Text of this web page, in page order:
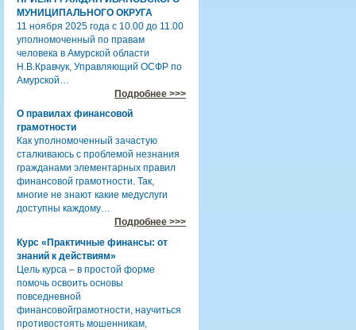
МУНИЦИПАЛЬНОГО ОКРУГА
11 ноября 2025 года с 10.00 до 11.00
уполномоченный по правам
человека в Амурской области
Н.В.Кравчук, Управляющий ОСФР по
Амурской…
Подробнее >>>
О правилах финансовой
грамотности
Как уполномоченный зачастую
сталкиваюсь с проблемой незнания
гражданами элементарных правил
финансовой грамотности. Так,
многие не знают какие медуслуги
доступны каждому…
Подробнее >>>
Курс «Практичные финансы: от
знаний к действиям»
Цель курса – в простой форме
помочь освоить основы
повседневной
финансовойграмотности, научиться
противостоять мошенникам,